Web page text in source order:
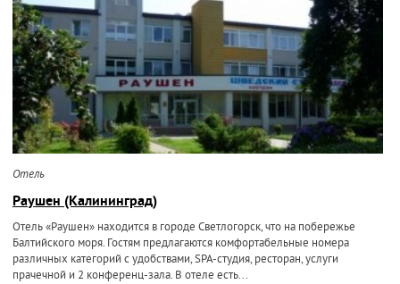
Отель
Раушен (Калининград)
Отель «Раушен» находится в городе Светлогорск, что на побережье
Балтийского моря. Гостям предлагаются комфортабельные номера
различных категорий с удобствами, SPA-студия, ресторан, услуги
прачечной и 2 конференц-зала. В отеле есть...